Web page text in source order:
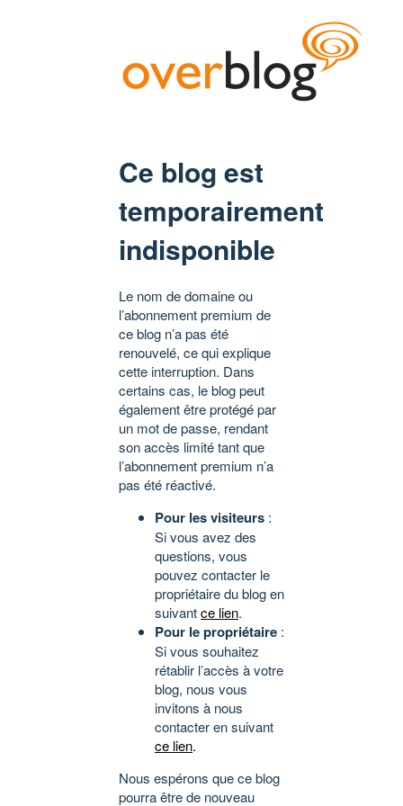
Ce blog est
temporairement
indisponible
Le nom de domaine ou
l’abonnement premium de
ce blog n’a pas été
renouvelé, ce qui explique
cette interruption. Dans
certains cas, le blog peut
également être protégé par
un mot de passe, rendant
son accès limité tant que
l’abonnement premium n’a
pas été réactivé.
Pour les visiteurs :
Si vous avez des
questions, vous
pouvez contacter le
propriétaire du blog en
suivantce lien.
Pour le propriétaire :
Si vous souhaitez
rétablir l’accès à votre
blog, nous vous
invitons à nous
contacter en suivant
ce lien.
Nous espérons que ce blog
pourra être de nouveau